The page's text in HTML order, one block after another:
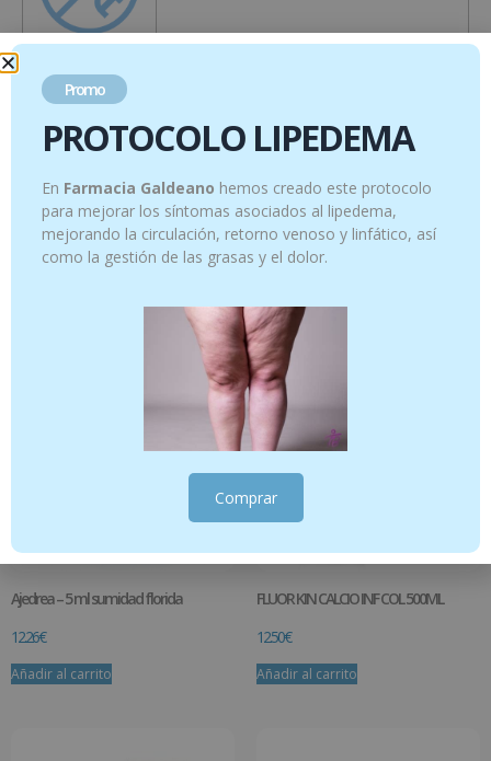
Productos relacionados
Ajedrea – 5 ml sumidad florida
12.26€
Añadir al carrito
FLUOR KIN CALCIO INF COL 500ML
12.50€
Añadir al carrito
Promo
PROTOCOLO LIPEDEMA
En Farmacia Galdeano hemos creado este protocolo
para mejorar los síntomas asociados al lipedema,
mejorando la circulación, retorno venoso y linfático, así
como la gestión de las grasas y el dolor.
Comprar